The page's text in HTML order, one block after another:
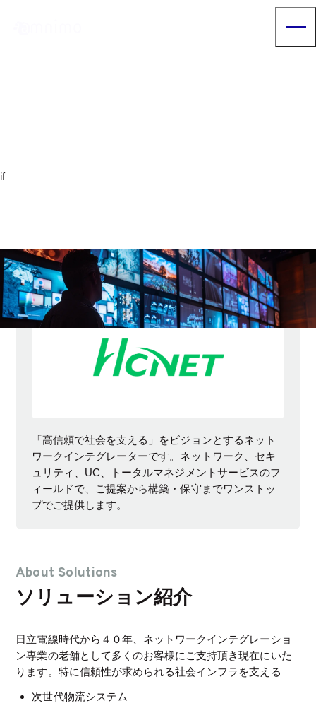
if
「高信頼で社会を支える」をビジョンとするネット
ワークインテグレーターです。ネットワーク、セキ
ュリティ、UC、トータルマネジメントサービスのフ
ィールドで、ご提案から構築・保守までワンストッ
プでご提供します。
About Solutions
ソリューション紹介
日立電線時代から４０年、ネットワークインテグレーショ
ン専業の老舗として多くのお客様にご支持頂き現在にいた
ります。特に信頼性が求められる社会インフラを支える
次世代物流システム